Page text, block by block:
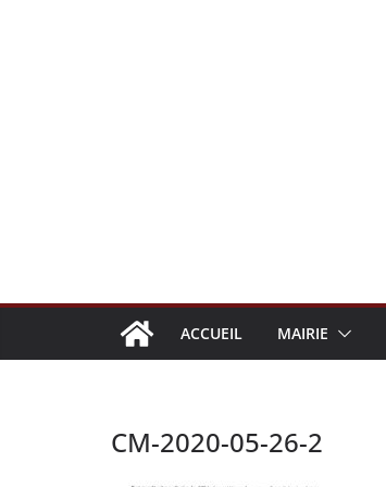
ACCUEIL MAIRIE
CM-2020-05-26-2